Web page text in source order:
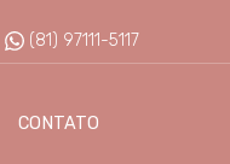
(81) 97111-5117
CONTATO